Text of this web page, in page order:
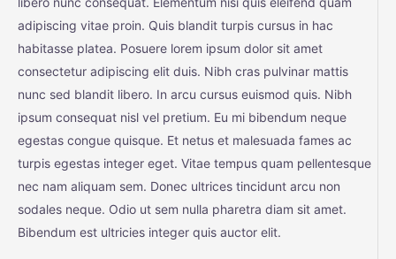
adipiscing vitae proin. Quis blandit turpis cursus in hac
habitasse platea. Posuere lorem ipsum dolor sit amet
consectetur adipiscing elit duis. Nibh cras pulvinar mattis
nunc sed blandit libero. In arcu cursus euismod quis. Nibh
ipsum consequat nisl vel pretium. Eu mi bibendum neque
egestas congue quisque. Et netus et malesuada fames ac
turpis egestas integer eget. Vitae tempus quam pellentesque
nec nam aliquam sem. Donec ultrices tincidunt arcu non
sodales neque. Odio ut sem nulla pharetra diam sit amet.
Bibendum est ultricies integer quis auctor elit.